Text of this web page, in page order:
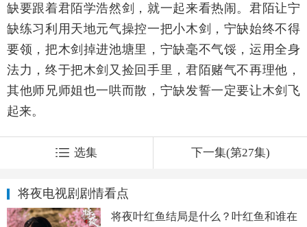
缺要跟着君陌学浩然剑，就一起来看热闹。君陌让宁
缺练习利用天地元气操控一把小木剑，宁缺始终不得
要领，把木剑掉进池塘里，宁缺毫不气馁，运用全身
法力，终于把木剑又捡回手里，君陌赌气不再理他，
其他师兄师姐也一哄而散，宁缺发誓一定要让木剑飞
起来。
选集 下一集(第27集)
将夜电视剧剧情看点
将夜叶红鱼结局是什么？叶红鱼和谁在